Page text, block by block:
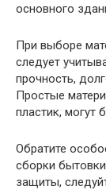
основного
При выборе
следует
прочность,
Простые
пластик, могут
Обратите
сборки
защиты,